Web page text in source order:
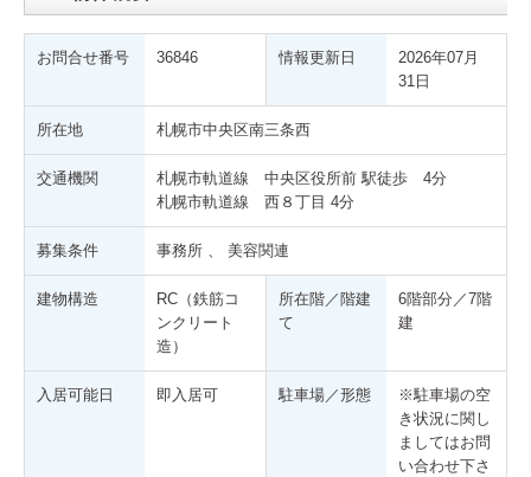
お問合せ番号 36846 情報更新日
2026年07月
31日
所在地 札幌市中央区南三条西
交通機関
札幌市軌道線 中央区役所前 駅徒歩 4分
札幌市軌道線 西８丁目 4分
募集条件 事務所 、 美容関連
建物構造
RC（鉄筋コ
ンクリート
造）
所在階／階建
て
6階部分／7階
建
入居可能日 即入居可 駐車場／形態
※駐車場の空
き状況に関し
ましてはお問
い合わせ下さ